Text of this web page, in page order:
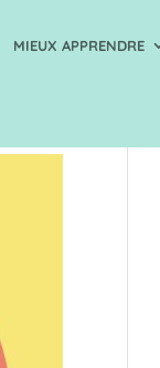
MIEUX APPRENDRE